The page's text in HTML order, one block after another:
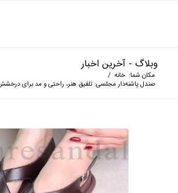
وبلاگ - آخرین اخبار
مکان شما: خانه /
صندل پاشنه‌دار مجلسی: تلفیق هنر، راحتی و مد برای